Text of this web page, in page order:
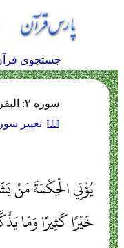
جستجوی
سوره ۲: البقرة - جزء ۳ - ترجمه فولادوند
تغيير
يُؤْتِي الْحِكْمَةَ مَنْ
خَيْرًا كَثِيرًا وَمَا